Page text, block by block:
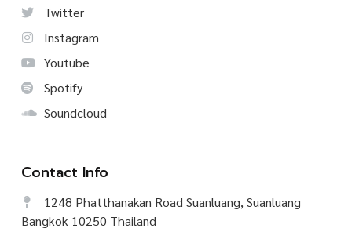
Twitter
Instagram
Youtube
Spotify
Soundcloud
Contact Info
1248 Phatthanakan Road Suanluang, Suanluang
Bangkok 10250 Thailand